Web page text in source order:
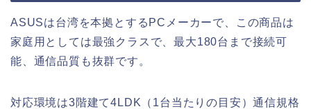
ASUSは台湾を本拠とするPCメーカーで、この商品は
家庭用としては最強クラスで、最大180台まで接続可
能、通信品質も抜群です。
対応環境は3階建て4LDK（1台当たりの目安）通信規格